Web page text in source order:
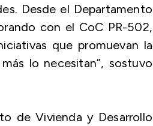
Desde el Departamento
con el CoC PR-502,
que promuevan la
lo necesitan”, sostuvo
de Vivienda y Desarrollo